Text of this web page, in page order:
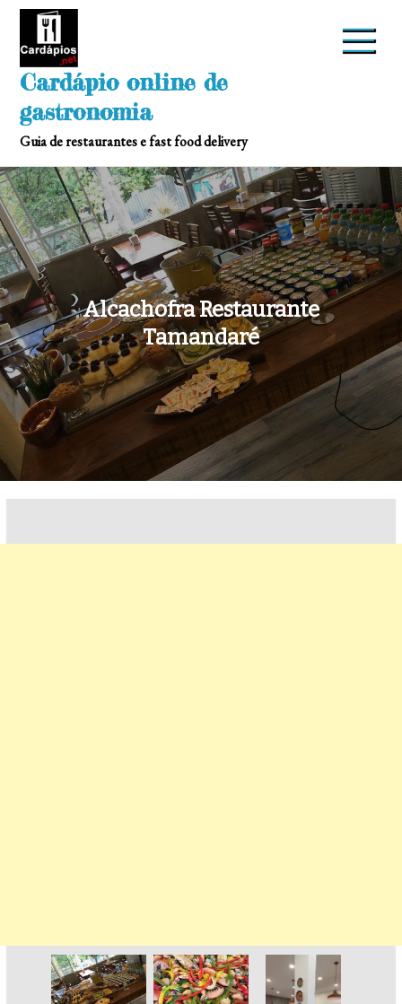
Skip
Cardápio online de
gastronomia
Guia de restaurantes e fast food delivery
Alcachofra Restaurante
Tamandaré